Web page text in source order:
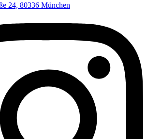
24, 80336 München